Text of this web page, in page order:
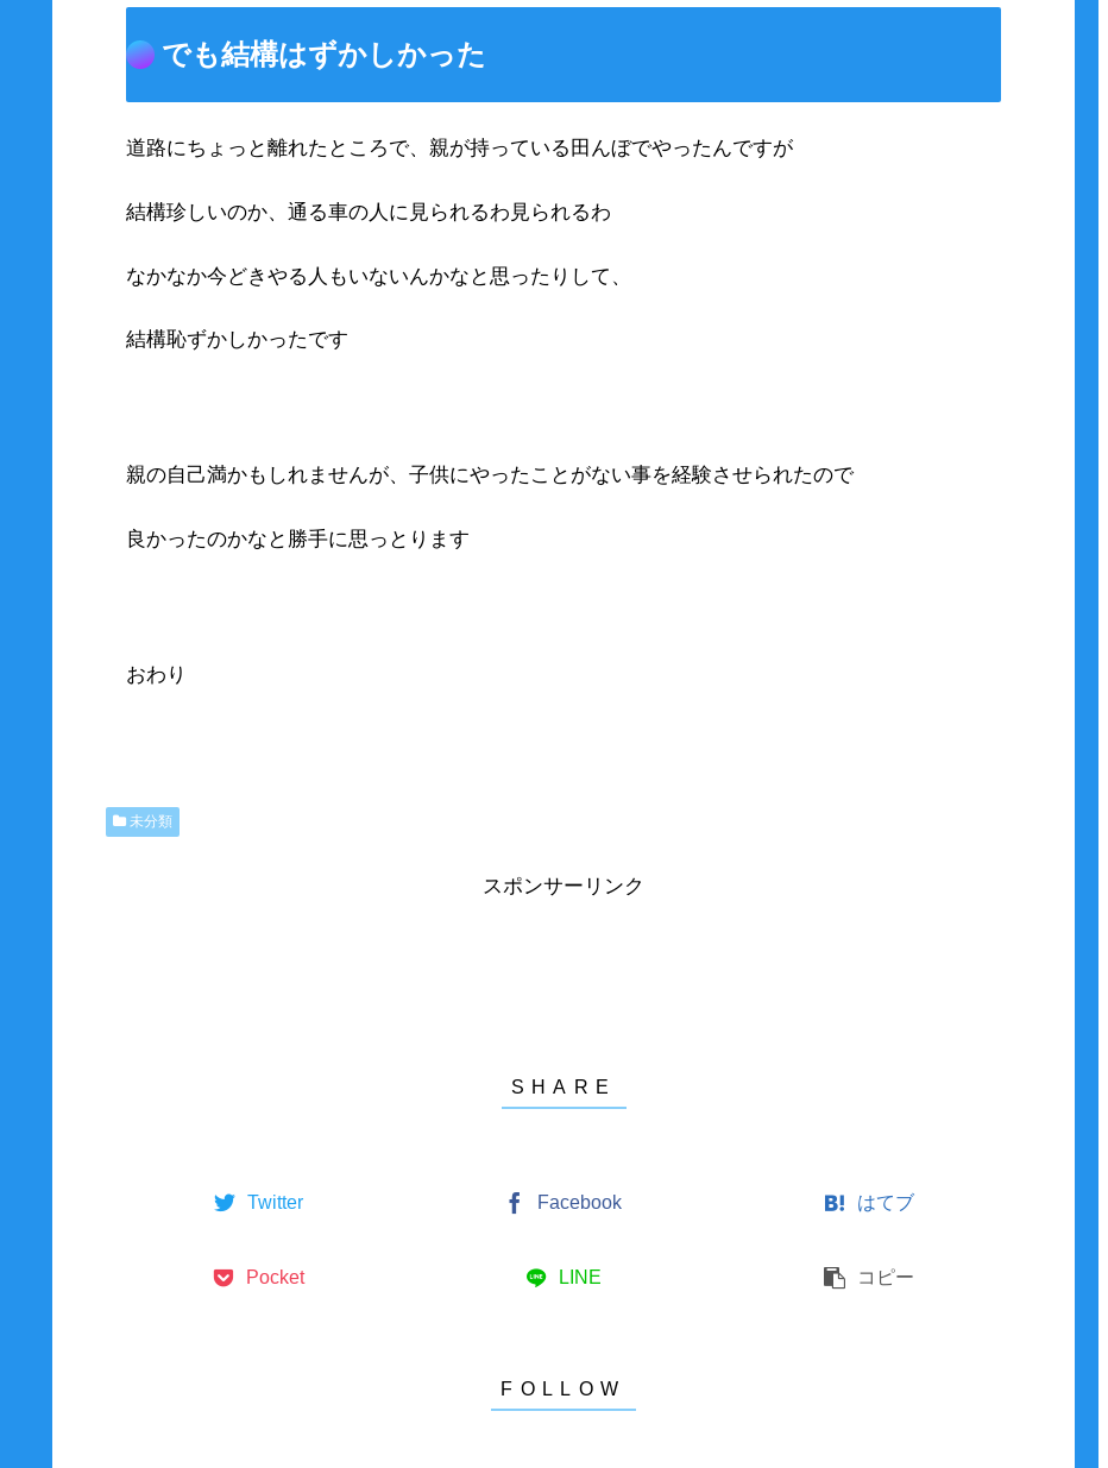
でも結構はずかしかった
道路にちょっと離れたところで、親が持っている田んぼでやったんですが
結構珍しいのか、通る車の人に見られるわ見られるわ
なかなか今どきやる人もいないんかなと思ったりして、
結構恥ずかしかったです
親の自己満かもしれませんが、子供にやったことがない事を経験させられたので
良かったのかなと勝手に思っとります
おわり
未分類
スポンサーリンク
Twitter Facebook はてブ
Pocket LINE コピー